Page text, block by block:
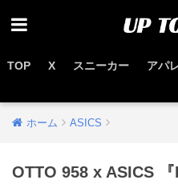
TOP X スニーカー アパ
ホーム ASICS
OTTO 958 x ASICS